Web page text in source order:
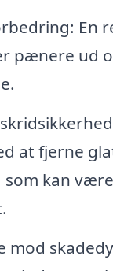
En
pænere ud
at fjerne
som kan
mod